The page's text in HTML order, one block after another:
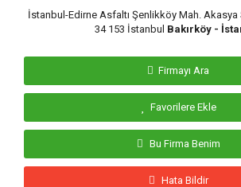
İstanbul-Edirne Asfaltı Şenlikköy Mah.
34 153 İstanbul Bakırköy -
Firmayı Ara
Favorilere Ekle
Bu Firma Benim
Hata Bildir